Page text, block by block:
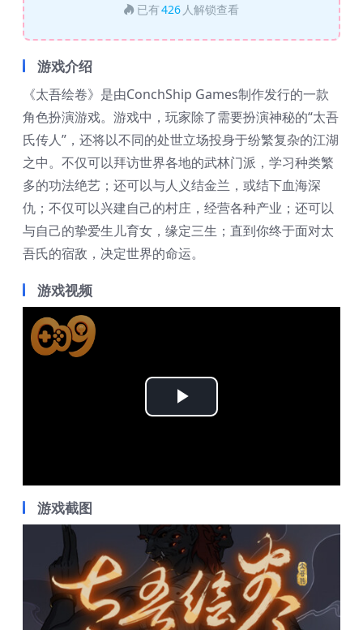
已有426 人解锁查看
游戏介绍
《太吾绘卷》是由ConchShip Games制作发行的一款
角色扮演游戏。游戏中，玩家除了需要扮演神秘的“太吾
氏传人”，还将以不同的处世立场投身于纷繁复杂的江湖
之中。不仅可以拜访世界各地的武林门派，学习种类繁
多的功法绝艺；还可以与人义结金兰，或结下血海深
仇；不仅可以兴建自己的村庄，经营各种产业；还可以
与自己的挚爱生儿育女，缘定三生；直到你终于面对太
吾氏的宿敌，决定世界的命运。
游戏视频
Play
游戏截图